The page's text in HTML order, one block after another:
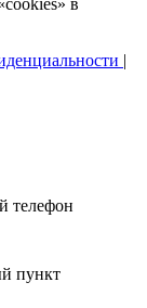
|
телефон
пункт